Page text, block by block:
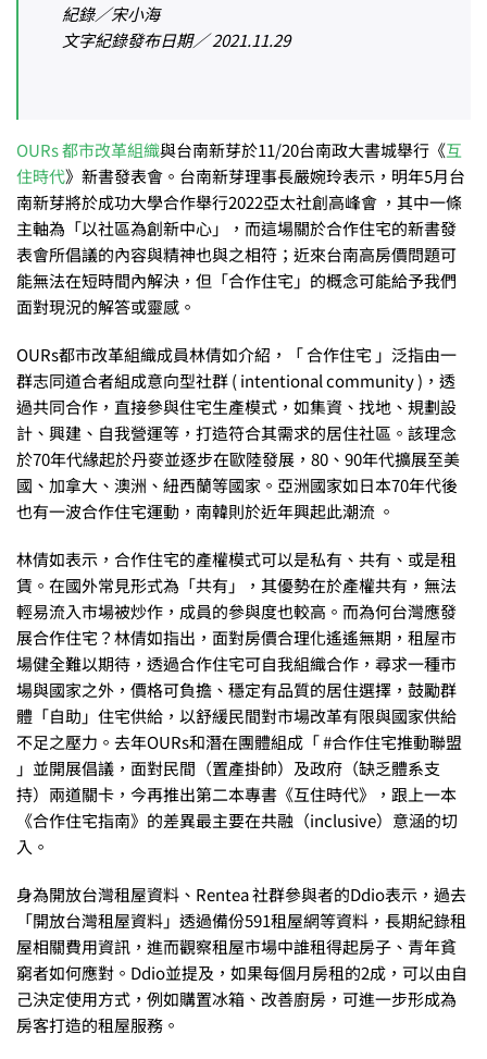
紀錄／宋小海
文字紀錄發布日期／ 2021.11.29
OURs 都市改革組織與台南新芽於11/20台南政大書城舉行《互
住時代》新書發表會。台南新芽理事長嚴婉玲表示，明年5月台
南新芽將於成功大學合作舉行2022亞太社創高峰會 ，其中一條
主軸為「以社區為創新中心」，而這場關於合作住宅的新書發
表會所倡議的內容與精神也與之相符；近來台南高房價問題可
能無法在短時間內解決，但「合作住宅」的概念可能給予我們
面對現況的解答或靈感。
OURs都市改革組織成員林倩如介紹，「 合作住宅 」泛指由一
群志同道合者組成意向型社群 ( intentional community )，透
過共同合作，直接參與住宅生產模式，如集資、找地、規劃設
計、興建、自我營運等，打造符合其需求的居住社區。該理念
於70年代緣起於丹麥並逐步在歐陸發展，80、90年代擴展至美
國、加拿大、澳洲、紐西蘭等國家。亞洲國家如日本70年代後
也有一波合作住宅運動，南韓則於近年興起此潮流 。
林倩如表示，合作住宅的產權模式可以是私有、共有、或是租
賃。在國外常見形式為「共有」，其優勢在於產權共有，無法
輕易流入市場被炒作，成員的參與度也較高。而為何台灣應發
展合作住宅？林倩如指出，面對房價合理化遙遙無期，租屋市
場健全難以期待，透過合作住宅可自我組織合作，尋求一種市
場與國家之外，價格可負擔、穩定有品質的居住選擇，鼓勵群
體「自助」住宅供給，以舒緩民間對市場改革有限與國家供給
不足之壓力。去年OURs和潛在團體組成「 #合作住宅推動聯盟
」並開展倡議，面對民間（置產掛帥）及政府（缺乏體系支
持）兩道關卡，今再推出第二本專書《互住時代》，跟上一本
《合作住宅指南》的差異最主要在共融（inclusive）意涵的切
入。
身為開放台灣租屋資料、Rentea 社群參與者的Ddio表示，過去
「開放台灣租屋資料」透過備份591租屋網等資料，長期紀錄租
屋相關費用資訊，進而觀察租屋市場中誰租得起房子、青年貧
窮者如何應對。Ddio並提及，如果每個月房租的2成，可以由自
己決定使用方式，例如購置冰箱、改善廚房，可進一步形成為
房客打造的租屋服務。